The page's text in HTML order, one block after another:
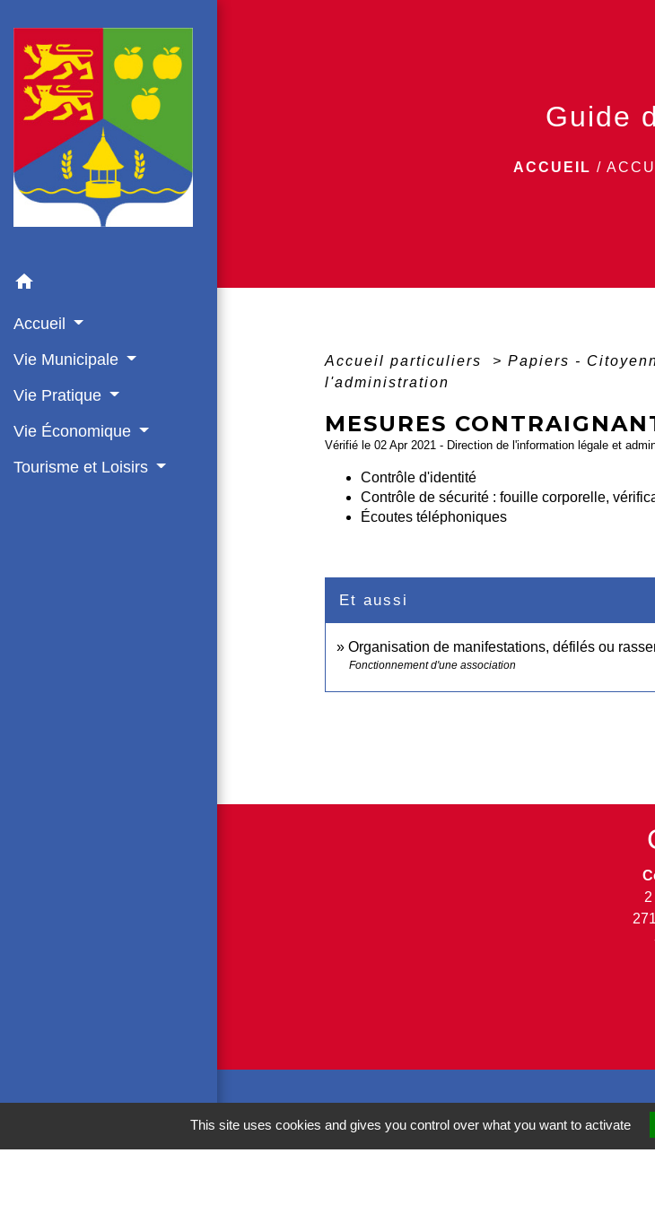
home
Accueil
Vie Municipale
Vie Pratique
Vie Économique
Tourisme et Loisirs
Guide
ACCUEIL /
Accueil particuliers > Papiers -
l'administration
MESURES
Vérifié le 02 Apr 2021 - Direction de l'information légale et
Contrôle d'identité
Contrôle de sécurité : fouille corporelle,
Écoutes téléphoniques
Et aussi
Organisation de manifestations, défilés ou
Fonctionnement d'une association
Politique de
This site uses cookies and gives you control over what you want to activate